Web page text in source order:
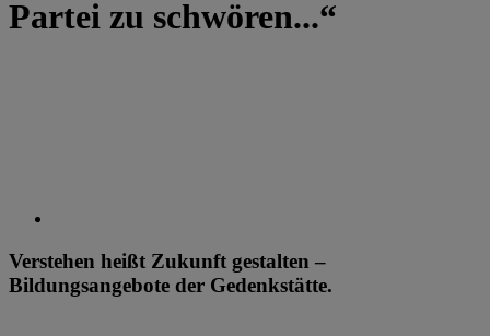
Partei zu schwören...“
Verstehen heißt Zukunft gestalten –
Bildungsangebote der Gedenkstätte.